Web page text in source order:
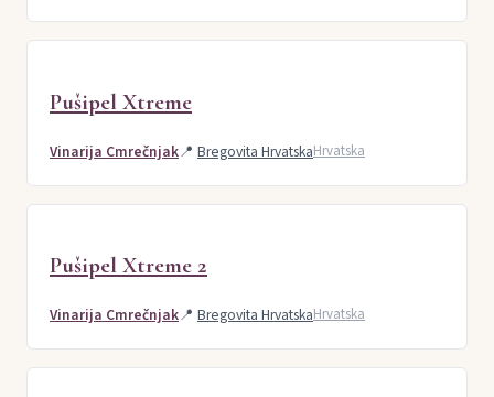
Pušipel Xtreme
Vinarija Cmrečnjak📍 Bregovita HrvatskaHrvatska
Pušipel Xtreme 2
Vinarija Cmrečnjak📍 Bregovita HrvatskaHrvatska